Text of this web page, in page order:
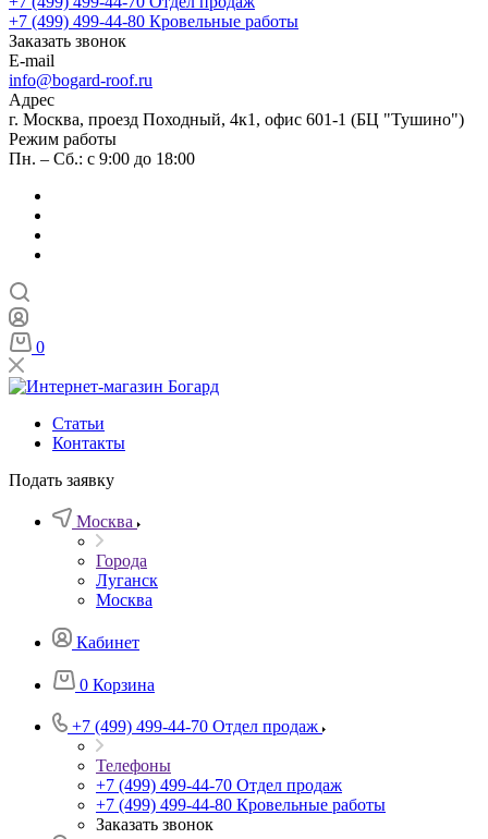
+7 (499) 499-44-80 Кровельные работы
Заказать звонок
E-mail
info@bogard-roof.ru
Адрес
г. Москва, проезд Походный, 4к1, офис 601-1 (БЦ "Тушино")
Режим работы
Пн. – Сб.: с 9:00 до 18:00
0
Статьи
Контакты
Подать заявку
Москва
Города
Луганск
Москва
Кабинет
0 Корзина
+7 (499) 499-44-70 Отдел продаж
Телефоны
+7 (499) 499-44-70 Отдел продаж
+7 (499) 499-44-80 Кровельные работы
Заказать звонок